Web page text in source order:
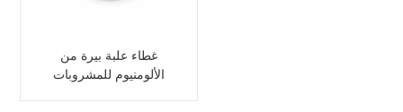
غطاء علبة بيرة من
الألومنيوم للمشروبات